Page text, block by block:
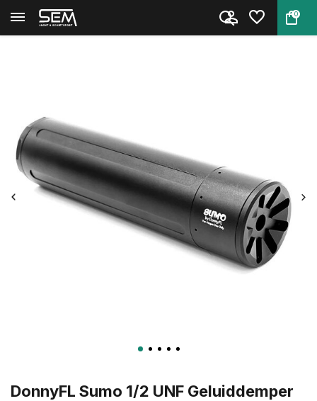
0
Terug Home DonnyFL Sumo 1/2 UNF Geluiddem...
DonnyFL Sumo 1/2 UNF Geluiddemper